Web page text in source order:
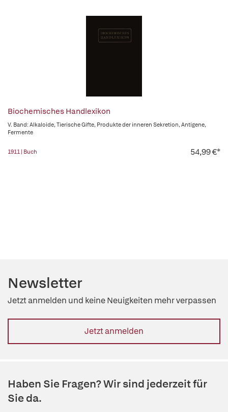
Biochemisches Handlexikon
V. Band: Alkaloide, Tierische Gifte, Produkte der inneren Sekretion, Antigene,
Fermente
1911 | Buch 54,99 €*
Newsletter
Jetzt anmelden und keine Neuigkeiten mehr verpassen
Jetzt anmelden
Haben Sie Fragen? Wir sind jederzeit für
Sie da.